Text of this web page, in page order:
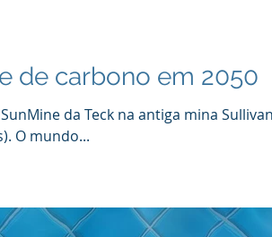
de carbono em 2050
da Teck na antiga mina Sullivan
O mundo...